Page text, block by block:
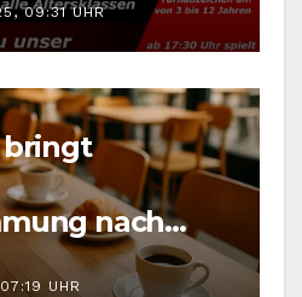
09:31 UHR
nach
UHR